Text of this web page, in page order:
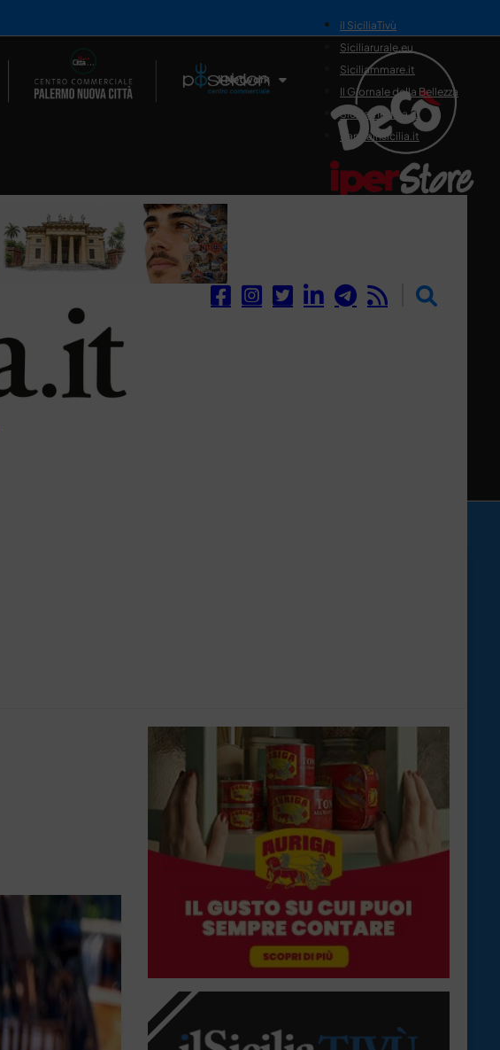
Il Network
il SiciliaTivù
Siciliarurale.eu
Siciliammare.it
Il Giornale della Bellezza
Siciliamedica.it
Sanitainsicilia.it